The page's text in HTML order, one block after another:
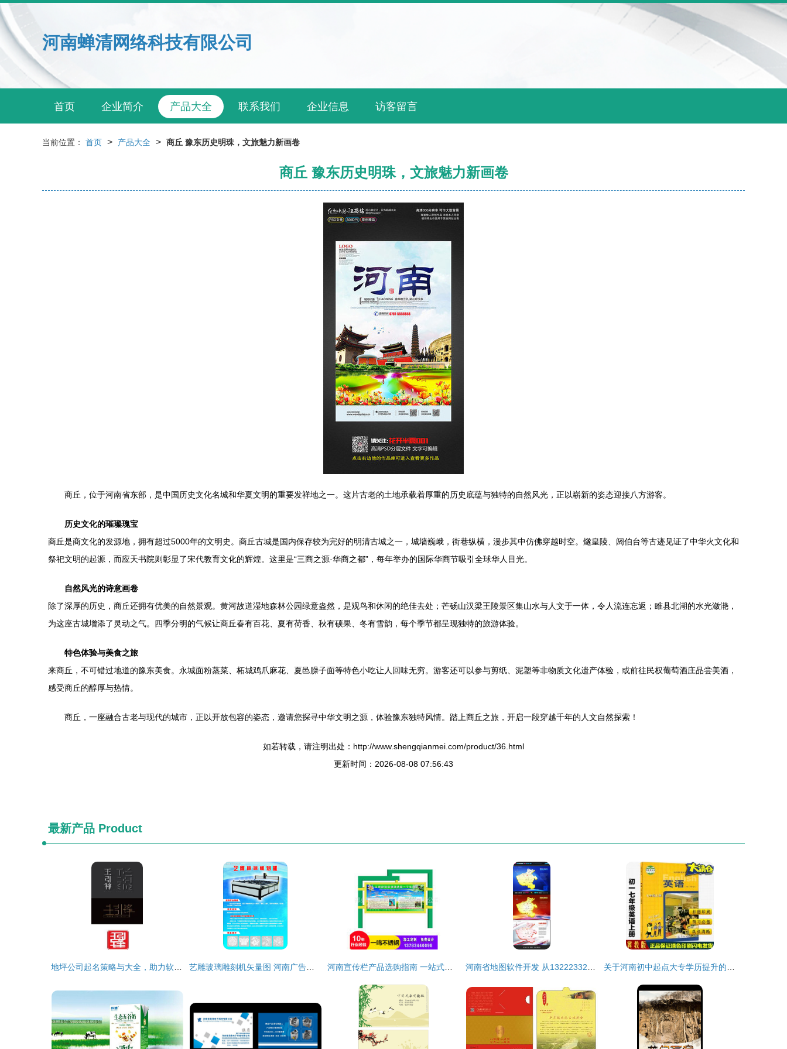
河南蝉清网络科技有限公司
首页 企业简介 产品大全 联系我们 企业信息 访客留言
当前位置： 首页 > 产品大全 > 商丘 豫东历史明珠，文旅魅力新画卷
商丘 豫东历史明珠，文旅魅力新画卷
商丘，位于河南省东部，是中国历史文化名城和华夏文明的重要发祥地之一。这片古老的土地承载着厚重的历史底蕴与独特的自然风光，正以崭新的姿态迎接八方游客。
历史文化的璀璨瑰宝
商丘是商文化的发源地，拥有超过5000年的文明史。商丘古城是国内保存较为完好的明清古城之一，城墙巍峨，街巷纵横，漫步其中仿佛穿越时空。燧皇陵、阏伯台等古迹见证了中华火文化和
祭祀文明的起源，而应天书院则彰显了宋代教育文化的辉煌。这里是“三商之源·华商之都”，每年举办的国际华商节吸引全球华人目光。
自然风光的诗意画卷
除了深厚的历史，商丘还拥有优美的自然景观。黄河故道湿地森林公园绿意盎然，是观鸟和休闲的绝佳去处；芒砀山汉梁王陵景区集山水与人文于一体，令人流连忘返；睢县北湖的水光潋滟，
为这座古城增添了灵动之气。四季分明的气候让商丘春有百花、夏有荷香、秋有硕果、冬有雪韵，每个季节都呈现独特的旅游体验。
特色体验与美食之旅
来商丘，不可错过地道的豫东美食。永城面粉蒸菜、柘城鸡爪麻花、夏邑臊子面等特色小吃让人回味无穷。游客还可以参与剪纸、泥塑等非物质文化遗产体验，或前往民权葡萄酒庄品尝美酒，
感受商丘的醇厚与热情。
商丘，一座融合古老与现代的城市，正以开放包容的姿态，邀请您探寻中华文明之源，体验豫东独特风情。踏上商丘之旅，开启一段穿越千年的人文自然探索！
如若转载，请注明出处：http://www.shengqianmei.com/product/36.html
更新时间：2026-08-08 07:56:43
最新产品 Product